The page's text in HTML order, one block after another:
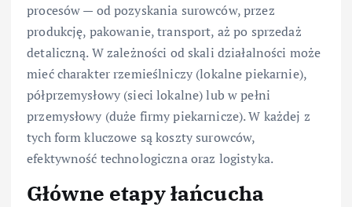
procesów — od pozyskania surowców, przez
produkcję, pakowanie, transport, aż po sprzedaż
detaliczną. W zależności od skali działalności może
mieć charakter rzemieślniczy (lokalne piekarnie),
półprzemysłowy (sieci lokalne) lub w pełni
przemysłowy (duże firmy piekarnicze). W każdej z
tych form kluczowe są koszty surowców,
efektywność technologiczna oraz logistyka.
Główne etapy łańcucha